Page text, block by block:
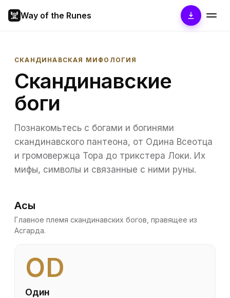
Way of the Runes
СКАНДИНАВСКАЯ МИФОЛОГИЯ
Скандинавские
боги
Познакомьтесь с богами и богинями
скандинавского пантеона, от Одина Всеотца
и громовержца Тора до трикстера Локи. Их
мифы, символы и связанные с ними руны.
Асы
Главное племя скандинавских богов, правящее из
Асгарда.
OD
Один